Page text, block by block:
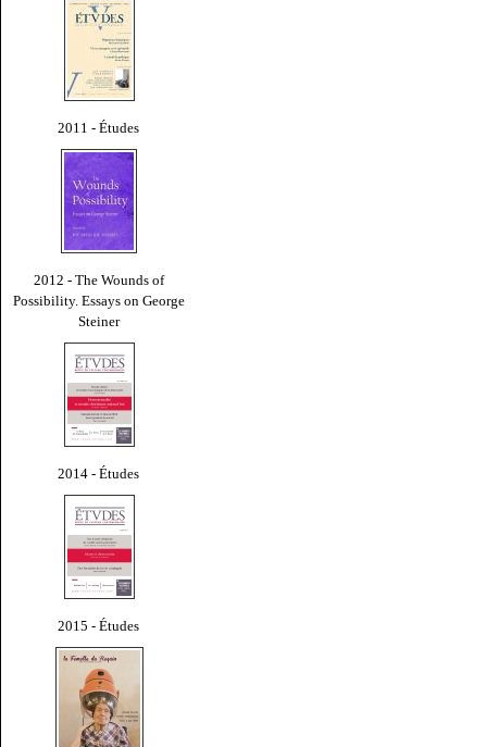
2011 - Études
2012 - The Wounds of
Possibility. Essays on George
Steiner
2014 - Études
2015 - Études